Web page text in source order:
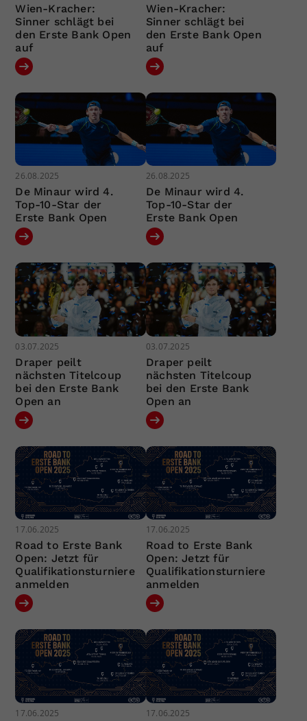
Wien-Kracher:
Sinner schlägt bei
den Erste Bank Open
auf
Wien-Kracher:
Sinner schlägt bei
den Erste Bank Open
auf
26.08.2025
De Minaur wird 4.
Top-10-Star der
Erste Bank Open
26.08.2025
De Minaur wird 4.
Top-10-Star der
Erste Bank Open
03.07.2025
Draper peilt
nächsten Titelcoup
bei den Erste Bank
Open an
03.07.2025
Draper peilt
nächsten Titelcoup
bei den Erste Bank
Open an
17.06.2025
Road to Erste Bank
Open: Jetzt für
Qualifikationsturniere
anmelden
17.06.2025
Road to Erste Bank
Open: Jetzt für
Qualifikationsturniere
anmelden
17.06.2025 17.06.2025